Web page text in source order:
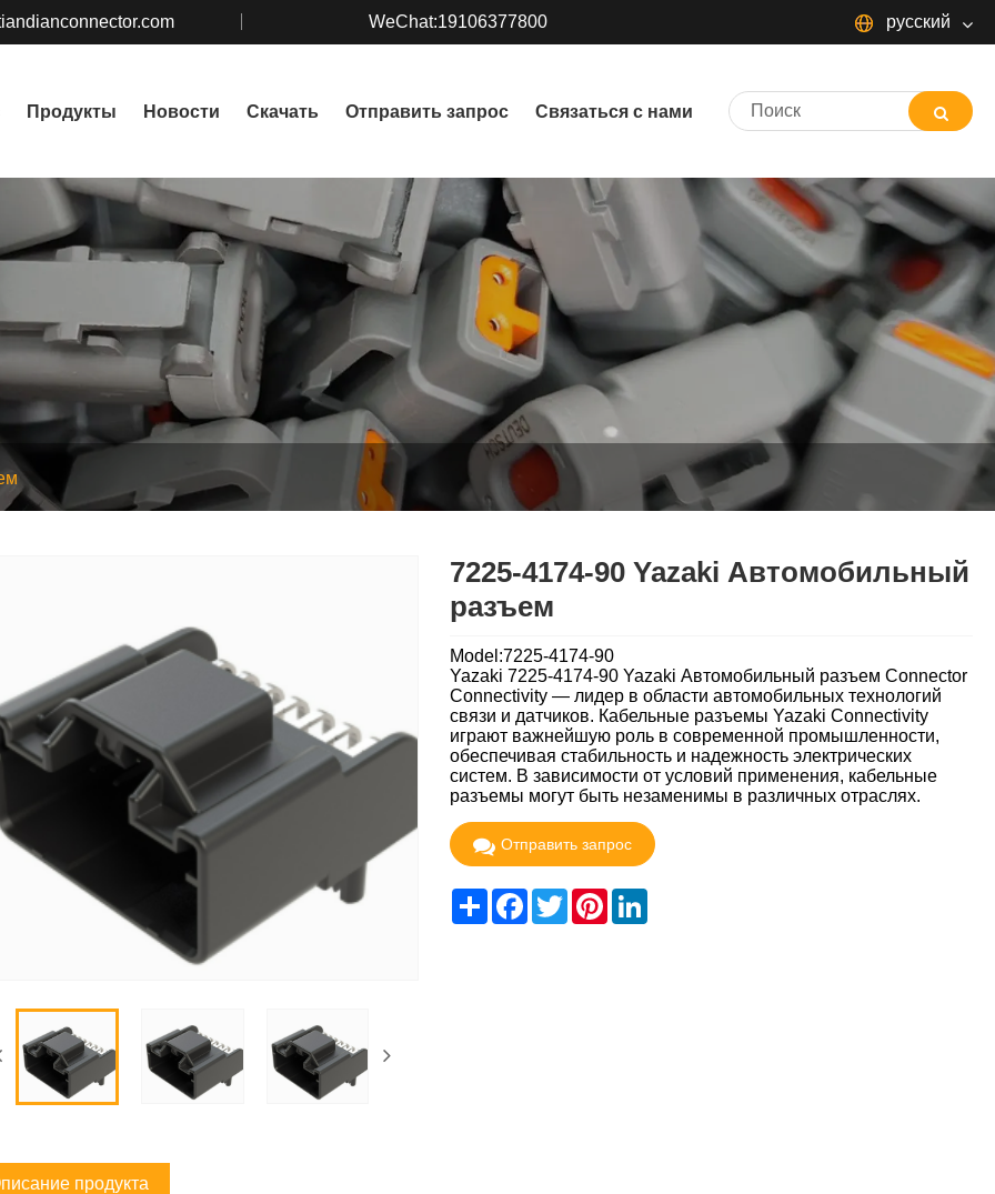
WeChat:19106377800 русский
Продукты Новости Скачать Отправить запрос Связаться с нами
7225-4174-90 Yazaki Автомобильный
разъем
Model:7225-4174-90
Yazaki 7225-4174-90 Yazaki Автомобильный разъем Connector
Connectivity — лидер в области автомобильных технологий
связи и датчиков. Кабельные разъемы Yazaki Connectivity
играют важнейшую роль в современной промышленности,
обеспечивая стабильность и надежность электрических
систем. В зависимости от условий применения, кабельные
разъемы могут быть незаменимы в различных отраслях.
Отправить запрос
ShareFacebook
TwitterPinterestLinkedIn
продукта